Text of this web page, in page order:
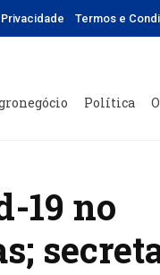
Termos e
Política
19 no